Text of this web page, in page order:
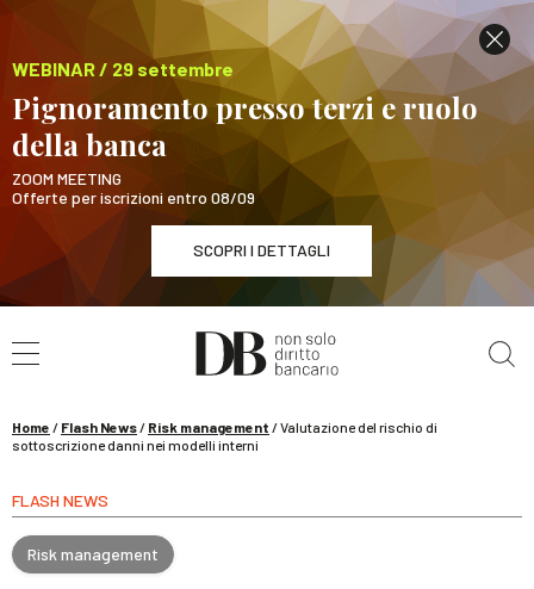
WEBINAR / 29 settembre
Pignoramento presso terzi e ruolo
della banca
ZOOM MEETING
Offerte per iscrizioni entro 08/09
SCOPRI I DETTAGLI
WEBINAR / 29 settembre
Pignoramento presso terzi e ruolo della banca
Home / Flash News/ Risk management /Valutazione del rischio di
sottoscrizione danni nei modelli interni
FLASH NEWS
Risk management